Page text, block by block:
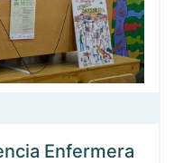
Enfermera